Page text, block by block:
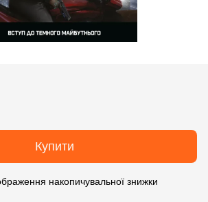
Купити
накопичувальної знижки